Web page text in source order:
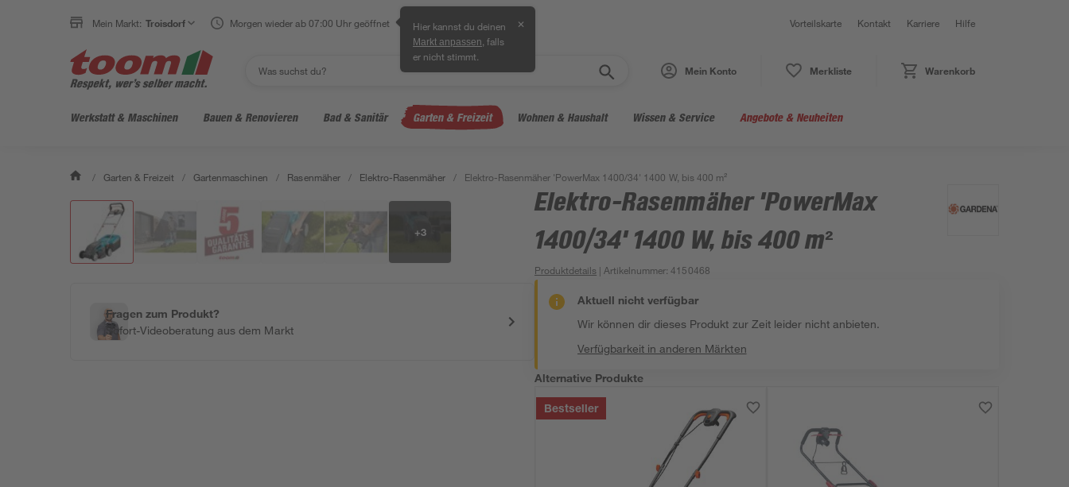
Mein Markt: Troisdorf Morgen wieder ab 07:00 Uhr geöffnet Hier kannst du deinen
Markt anpassen , falls
er nicht stimmt.
✕ Vorteilskarte Kontakt Karriere Hilfe
Mein Konto Merkliste Warenkorb
Werkstatt & Maschinen Bauen & Renovieren Bad & Sanitär Garten & Freizeit Wohnen & Haushalt Wissen & Service Angebote & Neuheiten
/ Garten & Freizeit / Gartenmaschinen / Rasenmäher / Elektro-Rasenmäher / Elektro-Rasenmäher 'PowerMax 1400/34' 1400 W, bis 400 m²
+3
Fragen zum Produkt?
Sofort-Videoberatung aus dem Markt
Elektro-Rasenmäher 'PowerMax
1400/34' 1400 W, bis 400 m²
Produktdetails | Artikelnummer:4150468
Aktuell nicht verfügbar
Wir können dir dieses Produkt zur Zeit leider nicht anbieten.
Verfügbarkeit in anderen Märkten
Alternative Produkte
Bestseller